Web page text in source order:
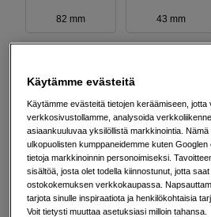
82 mm 43 mm
58 mm 49 mm
55 mm 67 mm
Käytämme evästeitä
Käytämme evästeitä tietojen keräämiseen,
verkkosivustollamme, analysoida
asiaankuuluvaa yksilöllistä markkinointia.
ulkopuolisten kumppaneidemme kuten
tietoja markkinoinnin personoimiseksi.
sisältöä, josta olet todella kiinnostunut, jotta
ostokokemuksen verkkokaupassa.
tarjota sinulle inspiraatiota ja henkilökohtaisia
Voit tietysti muuttaa asetuksiasi milloin tahansa.